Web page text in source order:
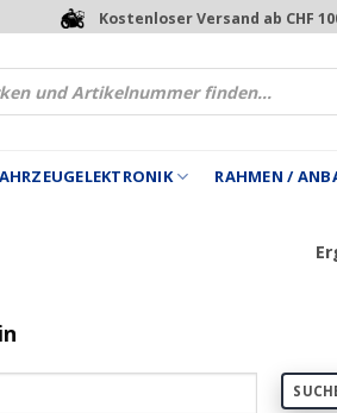
Kostenloser Versand ab CHF
RAHMEN /